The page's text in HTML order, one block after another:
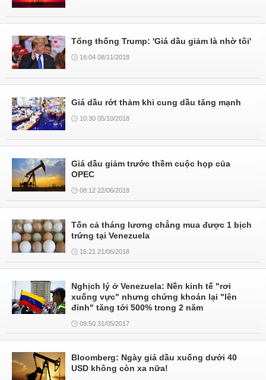
Tổng thống Trump: 'Giá dầu giảm là nhờ tôi'
16:04 08/11/2018
Giá dầu rớt thảm khi cung dầu tăng mạnh
10:30 05/10/2018
Giá dầu giảm trước thềm cuộc họp của
OPEC
08:12 22/06/2018
Tốn cả tháng lương chẳng mua được 1 bịch
trứng tại Venezuela
15:21 21/06/2018
Nghịch lý ở Venezuela: Nền kinh tế "rơi
xuống vực" nhưng chứng khoán lại "lên
đỉnh" tăng tới 500% trong 2 năm
09:50 31/05/2017
Bloomberg: Ngày giá dầu xuống dưới 40
USD không còn xa nữa!